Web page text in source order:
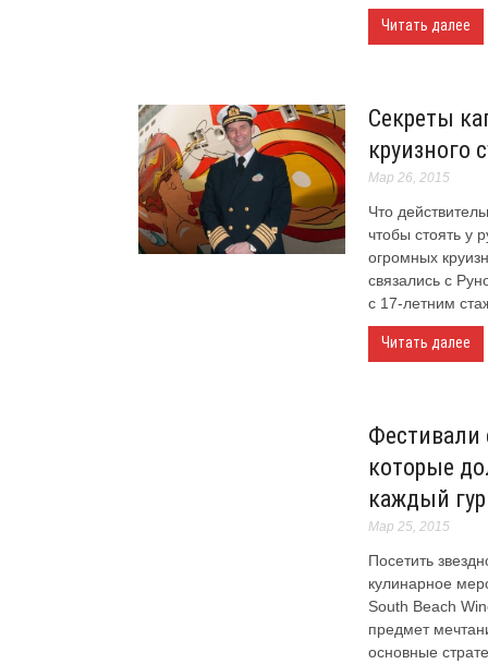
Читать далее
Секреты
круизного
Мар 26, 2015
Что
чтобы стоять у
огромных
связались с
с 17-летним
Читать далее
которые
каждый
Мар 25, 2015
Посетить
кулинарное
South Beach
предмет
основные